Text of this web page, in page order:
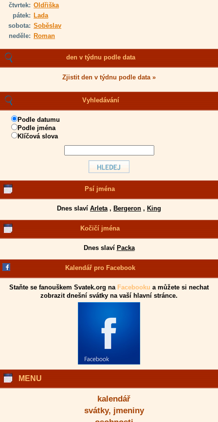
čtvrtek: Oldřiška
pátek: Lada
sobota: Soběslav
neděle: Roman
den v týdnu podle data
Zjistit den v týdnu podle data »
Vyhledávání
Podle datumu
Podle jména
Klíčová slova
Psí jména
Dnes slaví Arleta, Bergeron , King
Kočičí jména
Dnes slaví Packa
Kalendář pro Facebook
Staňte se fanouškem Svatek.org na Facebooku a můžete si nechat
zobrazit dnešní svátky na vaší hlavní stránce.
MENU
kalendář
svátky, jmeniny